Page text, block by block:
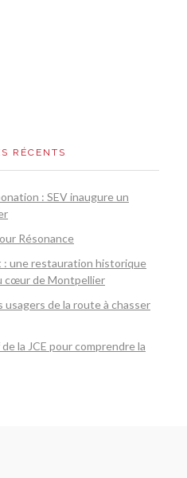
RÉCENTS
: SEV inaugure un
Résonance
une restauration historique
cœur de Montpellier
de la route à chasser
la JCE pour comprendre la